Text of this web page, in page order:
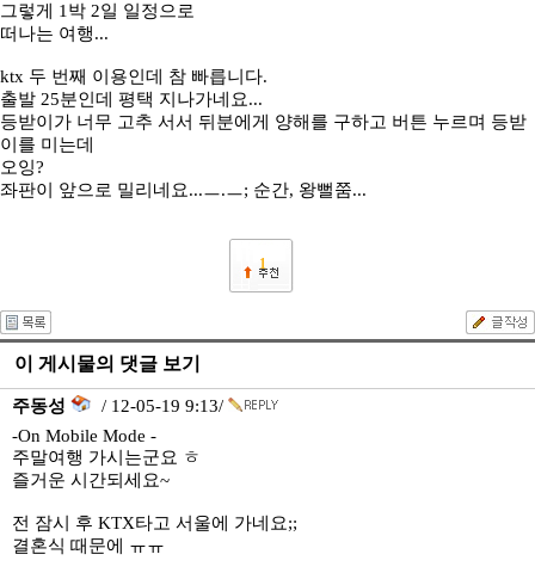
그렇게 1박 2일 일정으로
떠나는 여행...
ktx 두 번째 이용인데 참 빠릅니다.
출발 25분인데 평택 지나가네요...
등받이가 너무 고추 서서 뒤분에게 양해를 구하고 버튼 누르며 등받
이를 미는데
오잉?
좌판이 앞으로 밀리네요...ㅡ.ㅡ; 순간, 왕뻘쭘...
1
이 게시물의 댓글 보기
주동성
/ 12-05-19 9:13/
-On Mobile Mode -
주말여행 가시는군요 ㅎ
즐거운 시간되세요~
전 잠시 후 KTX타고 서울에 가네요;;
결혼식 때문에 ㅠㅠ